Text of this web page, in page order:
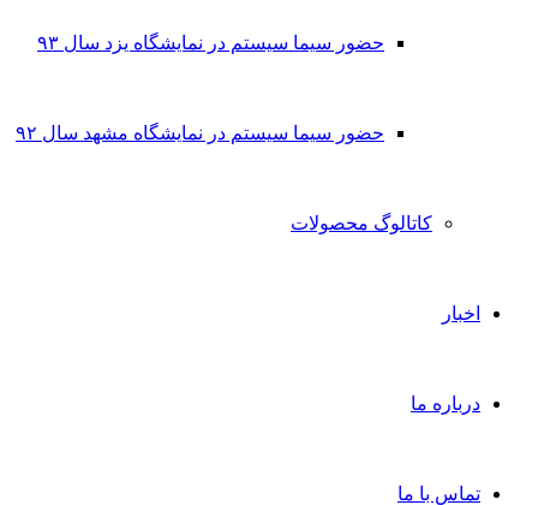
حضور سیما سیستم در نمایشگاه یزد سال ۹۳
حضور سیما سیستم در نمایشگاه مشهد سال ۹۲
کاتالوگ محصولات
اخبار
درباره ما
تماس با ما